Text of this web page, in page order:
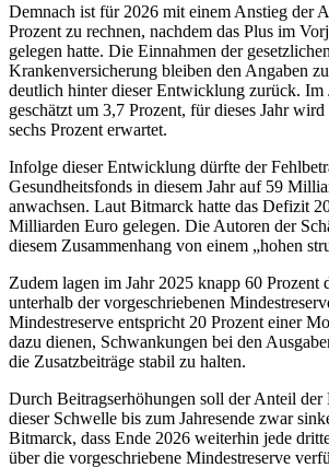
Demnach ist für 2026 mit einem Anstieg der
Prozent zu rechnen, nachdem das Plus im
gelegen hatte. Die Einnahmen der gesetzlichen
Krankenversicherung bleiben den Angaben
deutlich hinter dieser Entwicklung zurück. Im
geschätzt um 3,7 Prozent, für dieses Jahr
sechs Prozent erwartet.
Infolge dieser Entwicklung dürfte der
Gesundheitsfonds in diesem Jahr auf 59
anwachsen. Laut Bitmarck hatte das Defizit
Milliarden Euro gelegen. Die Autoren der
diesem Zusammenhang von einem „hohen
Zudem lagen im Jahr 2025 knapp 60 Prozent
unterhalb der vorgeschriebenen
Mindestreserve entspricht 20 Prozent einer
dazu dienen, Schwankungen bei den
die Zusatzbeiträge stabil zu halten.
Durch Beitragserhöhungen soll der Anteil der
dieser Schwelle bis zum Jahresende zwar
Bitmarck, dass Ende 2026 weiterhin jede
über die vorgeschriebene Mindestreserve